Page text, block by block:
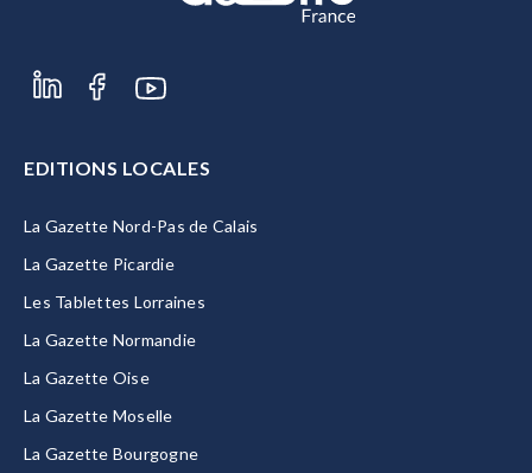
EDITIONS LOCALES
La Gazette Nord-Pas de Calais
La Gazette Picardie
Les Tablettes Lorraines
La Gazette Normandie
La Gazette Oise
La Gazette Moselle
La Gazette Bourgogne